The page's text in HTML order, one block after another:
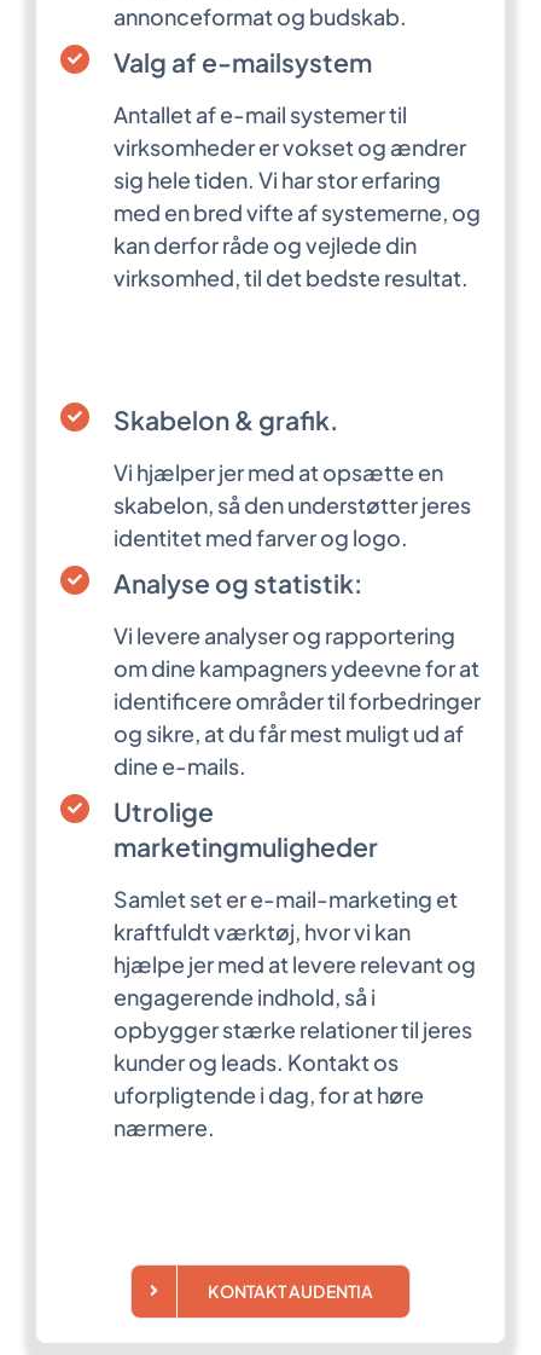
annonceformat og budskab.
Valg af e-mailsystem
Antallet af e-mail systemer til
virksomheder er vokset og ændrer
sig hele tiden. Vi har stor erfaring
med en bred vifte af systemerne, og
kan derfor råde og vejlede din
virksomhed, til det bedste resultat.
Skabelon & grafik.
Vi hjælper jer med at opsætte en
skabelon, så den understøtter jeres
identitet med farver og logo.
Analyse og statistik:
Vi levere analyser og rapportering
om dine kampagners ydeevne for at
identificere områder til forbedringer
og sikre, at du får mest muligt ud af
dine e-mails.
Utrolige
marketingmuligheder
Samlet set er e-mail-marketing et
kraftfuldt værktøj, hvor vi kan
hjælpe jer med at levere relevant og
engagerende indhold, så i
opbygger stærke relationer til jeres
kunder og leads. Kontakt os
uforpligtende i dag, for at høre
nærmere.
KONTAKT AUDENTIA